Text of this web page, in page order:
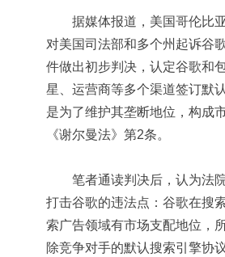
据媒体报道，美国哥伦比亚
对美国司法部和多个州起诉谷
件做出初步判决，认定谷歌和
星、运营商等多个渠道签订默
是为了维护其垄断地位，构成
《谢尔曼法》第2条。
笔者通读判决后，认为法院
打击谷歌的违法点：谷歌在搜
索广告领域有市场支配地位，
除竞争对手的默认搜索引擎协